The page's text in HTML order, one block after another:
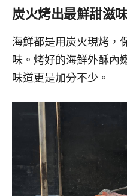
炭火烤出最鮮甜滋
海鮮都是用炭火現烤，
味。烤好的海鮮外酥內
味道更是加分不少。